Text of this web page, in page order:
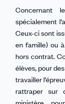
Concernant
spécialement
Ceux-ci sont
en famille) ou
hors contrat.
élèves, pour
travailler
rattraper sur